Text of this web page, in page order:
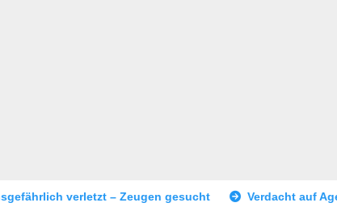
gesucht Verdacht auf Agententätigkeit: